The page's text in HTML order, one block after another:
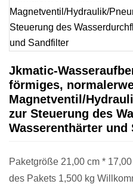
Jkmatic-
förmiges,
Magnetventil/
zur Steuerung des
Wasserenthärter und
Paketgröße 21,00 cm *
des Pakets 1,500 kg